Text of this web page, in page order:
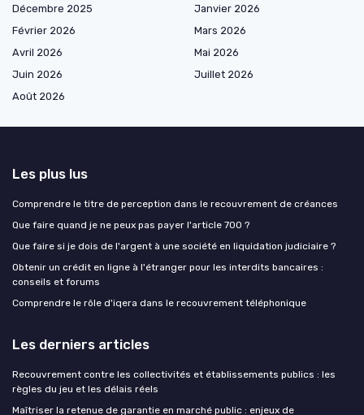
Décembre 2025
Janvier 2026
Février 2026
Mars 2026
Avril 2026
Mai 2026
Juin 2026
Juillet 2026
Août 2026
Les plus lus
Comprendre le titre de perception dans le recouvrement de créances
Que faire quand je ne peux pas payer l'article 700 ?
Que faire si je dois de l'argent à une société en liquidation judiciaire ?
Obtenir un crédit en ligne à l'étranger pour les interdits bancaires :
conseils et forums
Comprendre le rôle d'iqera dans le recouvrement téléphonique
Les derniers articles
Recouvrement contre les collectivités et établissements publics : les
règles du jeu et les délais réels
Maîtriser la retenue de garantie en marché public : enjeux de